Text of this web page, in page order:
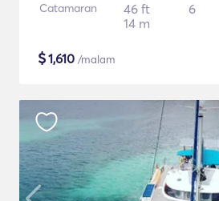
Catamaran
46 ft
14 m
6
$1,610 /malam